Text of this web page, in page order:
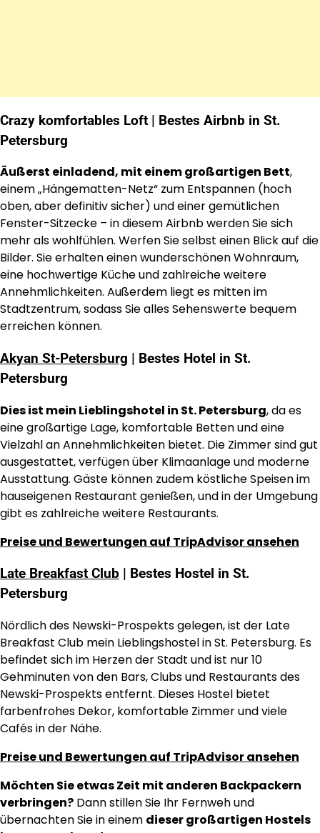
Crazy komfortables Loft | Bestes Airbnb in St.
Petersburg
Äußerst einladend, mit einem großartigen Bett,
einem „Hängematten-Netz“ zum Entspannen (hoch
oben, aber definitiv sicher) und einer gemütlichen
Fenster-Sitzecke – in diesem Airbnb werden Sie sich
mehr als wohlfühlen. Werfen Sie selbst einen Blick auf die
Bilder. Sie erhalten einen wunderschönen Wohnraum,
eine hochwertige Küche und zahlreiche weitere
Annehmlichkeiten. Außerdem liegt es mitten im
Stadtzentrum, sodass Sie alles Sehenswerte bequem
erreichen können.
Akyan St-Petersburg | Bestes Hotel in St.
Petersburg
Dies ist mein Lieblingshotel in St. Petersburg, da es
eine großartige Lage, komfortable Betten und eine
Vielzahl an Annehmlichkeiten bietet. Die Zimmer sind gut
ausgestattet, verfügen über Klimaanlage und moderne
Ausstattung. Gäste können zudem köstliche Speisen im
hauseigenen Restaurant genießen, und in der Umgebung
gibt es zahlreiche weitere Restaurants.
Preise und Bewertungen auf TripAdvisor ansehen
Late Breakfast Club | Bestes Hostel in St.
Petersburg
Nördlich des Newski-Prospekts gelegen, ist der Late
Breakfast Club mein Lieblingshostel in St. Petersburg. Es
befindet sich im Herzen der Stadt und ist nur 10
Gehminuten von den Bars, Clubs und Restaurants des
Newski-Prospekts entfernt. Dieses Hostel bietet
farbenfrohes Dekor, komfortable Zimmer und viele
Cafés in der Nähe.
Preise und Bewertungen auf TripAdvisor ansehen
Möchten Sie etwas Zeit mit anderen Backpackern
verbringen? Dann stillen Sie Ihr Fernweh und
übernachten Sie in einem dieser großartigen Hostels